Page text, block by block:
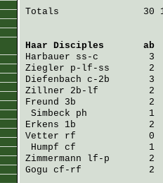
Totals               30
Haar Disciples
ab
Harbauer ss-c         3
Ziegler p-lf-ss       2
Diefenbach c-2b       3
Zillner 2b-lf         2
Freund 3b             2
Simbeck ph           1
Erkens 1b             2
Vetter rf             0
Humpf cf             1
Zimmermann lf-p       2
Gogu cf-rf            2  1